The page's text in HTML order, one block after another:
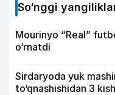
So‘nggi
Mourinyo “Real”
o‘rnatdi
Sirdaryoda yuk
to‘qnashishidan 3